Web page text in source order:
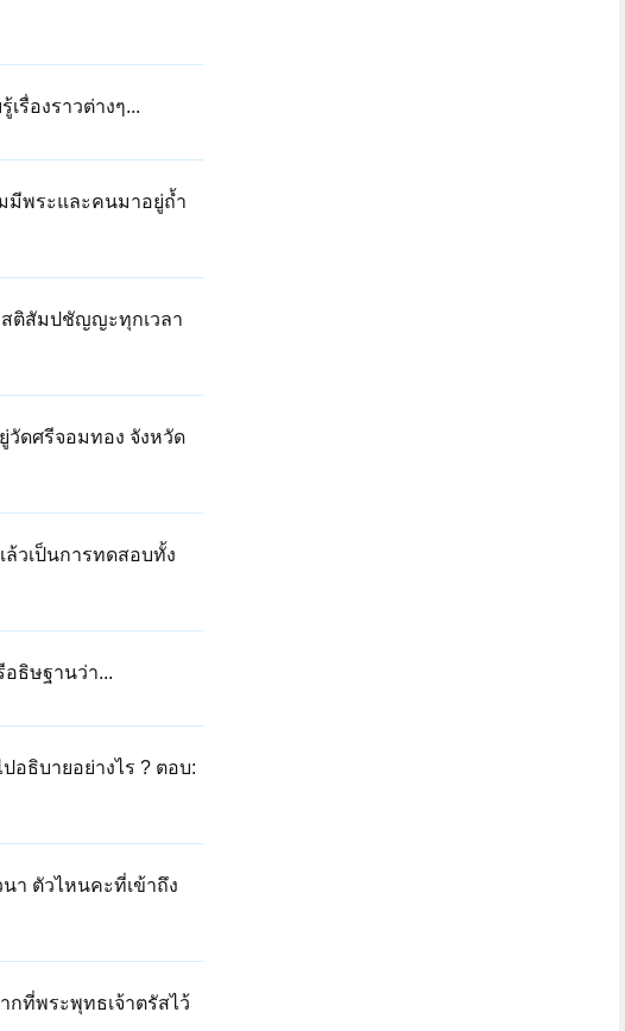
รื่องราวต่างๆ...
มีพระและคนมาอยู่ถ้ำ
สติสัมปชัญญะทุกเวลา
วัดศรีจอมทอง จังหวัด
ล้วเป็นการทดสอบทั้ง
อธิษฐานว่า...
อธิบายอย่างไร ? ตอบ:
า ตัวไหนคะที่เข้าถึง
กที่พระพุทธเจ้าตรัสไว้